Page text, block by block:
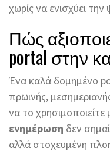
χωρίς να ενισχύει
Πώς
portal στην
Ένα καλά δομημένο
πρωινής,
να το
ενημέρωση δεν
αλλά στοχευμένη